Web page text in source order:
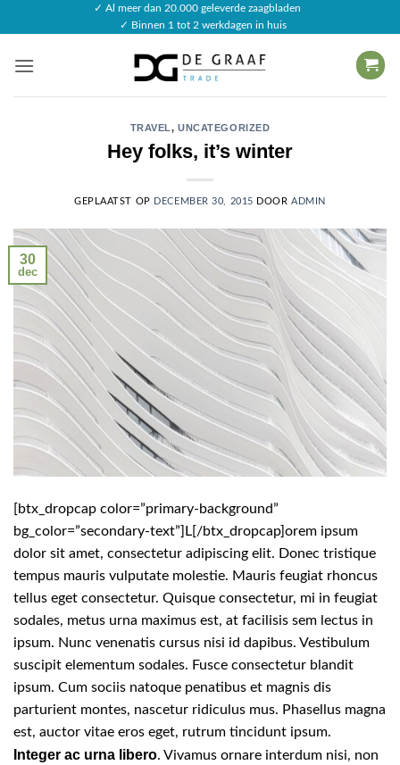
naar
✓ Al meer dan 20.000 geleverde zaagbladen
✓ Binnen 1 tot 2 werkdagen in huis
TRAVEL,UNCATEGORIZED
Hey folks, it’s winter
GEPLAATST OP DECEMBER 30, 2015 DOORADMIN
30
dec
[btx_dropcap color=”primary-background”
bg_color=”secondary-text”]L[/btx_dropcap]orem ipsum
dolor sit amet, consectetur adipiscing elit. Donec tristique
tempus mauris vulputate molestie. Mauris feugiat rhoncus
tellus eget consectetur. Quisque consectetur, mi in feugiat
sodales, metus urna maximus est, at facilisis sem lectus in
ipsum. Nunc venenatis cursus nisi id dapibus. Vestibulum
suscipit elementum sodales. Fusce consectetur blandit
ipsum. Cum sociis natoque penatibus et magnis dis
parturient montes, nascetur ridiculus mus. Phasellus magna
est, auctor vitae eros eget, rutrum tincidunt ipsum.
Integer ac urna libero. Vivamus ornare interdum nisi, non